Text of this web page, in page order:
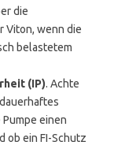
die
Viton, wenn die
belastetem
(IP). Achte
einen
ob ein FI-Schutz